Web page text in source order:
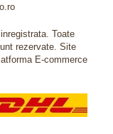
Toate
rezervate. Site
E-commerce